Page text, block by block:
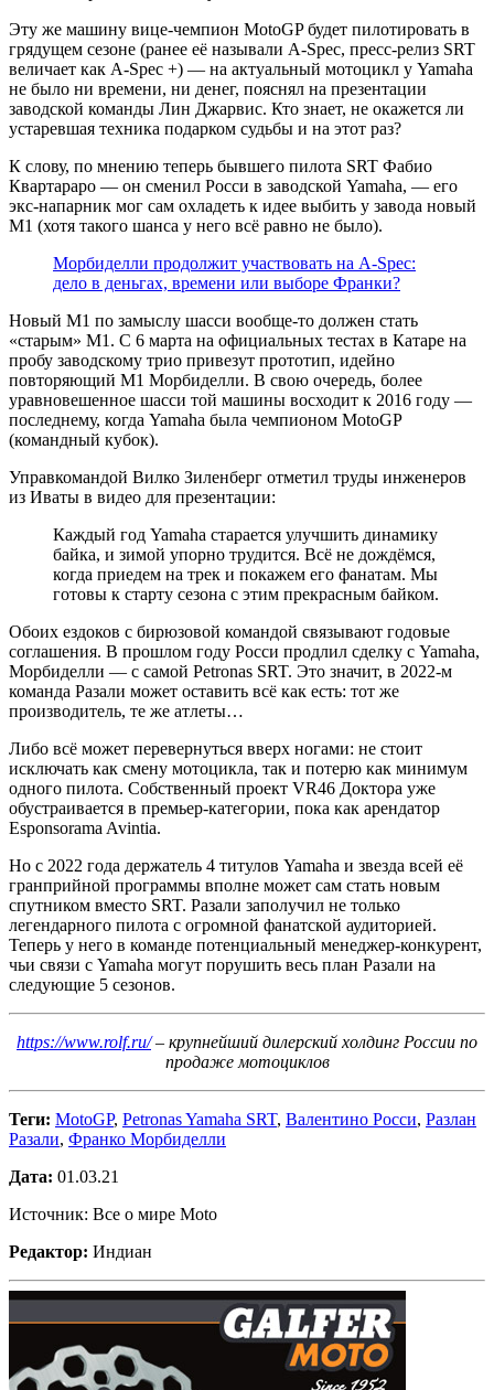
Эту же машину вице-чемпион MotoGP будет пилотировать в
грядущем сезоне (ранее её называли A-Spec, пресс-релиз SRT
величает как A-Spec +) — на актуальный мотоцикл у Yamaha
не было ни времени, ни денег, пояснял на презентации
заводской команды Лин Джарвис. Кто знает, не окажется ли
устаревшая техника подарком судьбы и на этот раз?
К слову, по мнению теперь бывшего пилота SRT Фабио
Квартараро — он сменил Росси в заводской Yamaha, — его
экс-напарник мог сам охладеть к идее выбить у завода новый
М1 (хотя такого шанса у него всё равно не было).
Морбиделли продолжит участвовать на A-Spec:
дело в деньгах, времени или выборе Франки?
Новый М1 по замыслу шасси вообще-то должен стать
«старым» М1. С 6 марта на официальных тестах в Катаре на
пробу заводскому трио привезут прототип, идейно
повторяющий М1 Морбиделли. В свою очередь, более
уравновешенное шасси той машины восходит к 2016 году —
последнему, когда Yamaha была чемпионом MotoGP
(командный кубок).
Управкомандой Вилко Зиленберг отметил труды инженеров
из Иваты в видео для презентации:
Каждый год Yamaha старается улучшить динамику
байка, и зимой упорно трудится. Всё не дождёмся,
когда приедем на трек и покажем его фанатам. Мы
готовы к старту сезона с этим прекрасным байком.
Обоих ездоков с бирюзовой командой связывают годовые
соглашения. В прошлом году Росси продлил сделку с Yamaha,
Морбиделли — с самой Petronas SRT. Это значит, в 2022-м
команда Разали может оставить всё как есть: тот же
производитель, те же атлеты…
Либо всё может перевернуться вверх ногами: не стоит
исключать как смену мотоцикла, так и потерю как минимум
одного пилота. Собственный проект VR46 Доктора уже
обустраивается в премьер-категории, пока как арендатор
Esponsorama Avintia.
Но с 2022 года держатель 4 титулов Yamaha и звезда всей её
гранприйной программы вполне может сам стать новым
спутником вместо SRT. Разали заполучил не только
легендарного пилота с огромной фанатской аудиторией.
Теперь у него в команде потенциальный менеджер-конкурент,
чьи связи с Yamaha могут порушить весь план Разали на
следующие 5 сезонов.
https://www.rolf.ru/– крупнейший дилерский холдинг России по
продаже мотоциклов
Теги: MotoGP, Petronas Yamaha SRT, Валентино Росси, Разлан
Разали, Франко Морбиделли
Дата: 01.03.21
Источник: Все о мире Moto
Редактор: Индиан